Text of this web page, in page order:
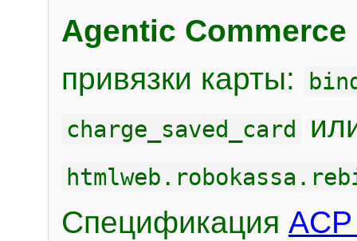
Agentic Commerce
привязки карты:
charge_saved_card
Спецификация